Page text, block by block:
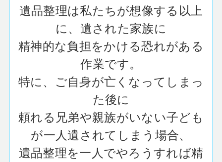
遺品整理は私たちが想像する以上
に、遺された家族に
精神的な負担をかける恐れがある
作業です。
特に、ご自身が亡くなってしまっ
た後に
頼れる兄弟や親族がいない子ども
が一人遺されてしまう場合、
遺品整理を一人でやろうすれば精